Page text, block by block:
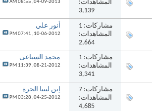
المشاهدات:
3,139
04-09-2013,
08:55 AM
مشاركات: 1
المشاهدات:
2,664
أنور علي
10-06-2012,
07:41 PM
مشاركات: 1
المشاهدات:
3,341
محمد السباعى
08-21-2012,
11:39 PM
مشاركات: 7
المشاهدات:
4,685
إبن ليبيا الحرة
04-25-2012,
03:28 PM